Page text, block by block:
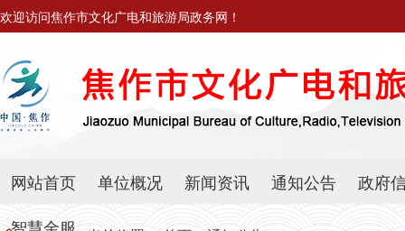
欢迎访问焦作市文化广电和旅游局政务网！
网站首页 单位概况 新闻资讯 通知公告
政府